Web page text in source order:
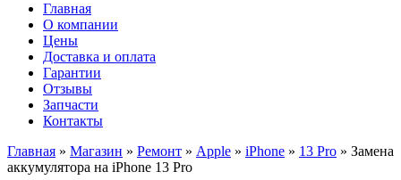
Главная
О компании
Цены
Доставка и оплата
Гарантии
Отзывы
Запчасти
Контакты
Главная » Магазин » Ремонт » Apple » iPhone » 13 Pro » Замена
аккумулятора на iPhone 13 Pro